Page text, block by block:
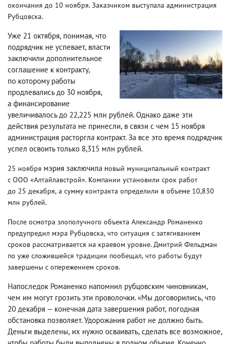
окончания до 10 ноября. Заказчиком выступала администрация
Рубцовска.
Уже 21 октября, понимая, что
подрядчик не успевает, власти
заключили дополнительное
соглашение к контракту,
по которому работы
продлевались до 30 ноября,
а финансирование
увеличивалось до 22,225 млн рублей. Однако даже эти
действия результата не принесли, в связи с чем 15 ноября
администрация расторгла контракт. За все это время подрядчик
успел освоить только 8,315 млн рублей.
25 ноября мэрия заключила новый муниципальный контракт
с ООО «Алтайлавстрой». Компании установили срок работ
до 25 декабря, а сумму контракта определили в объеме 10,830
млн рублей.
После осмотра злополучного объекта Александр Романенко
предупредил мэра Рубцовска, что ситуация с затягиванием
сроков рассматривается на краевом уровне. Дмитрий Фельдман
по уже сложившейся традиции пообещал, что работы будут
завершены с опережением сроков.
Напоследок Романенко напомнил рубцовским чиновникам,
чем им могут грозить эти проволочки. «Мы договорились, что
20 декабря — конечная дата завершения работ, погодная
обстановка позволяет. Удорожания работ не должно быть.
Деньги выделены, их нужно осваивать, сделать все возможное,